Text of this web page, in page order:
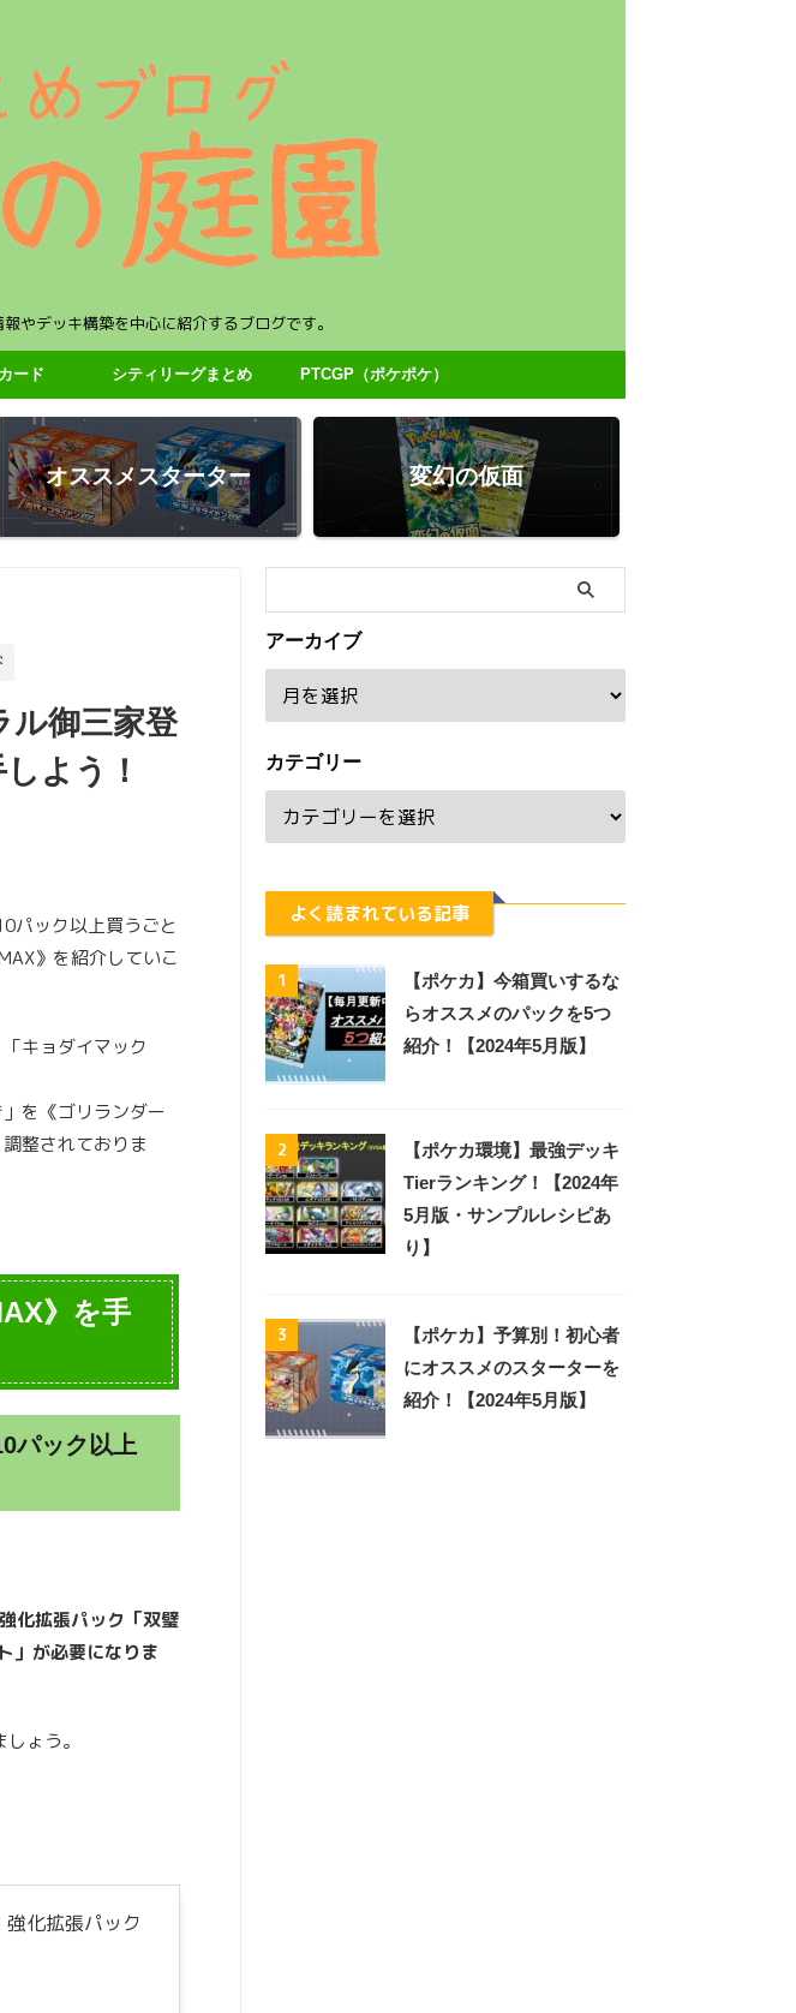
やデッキ構築を中心に紹介するブログです。
ード シティリーグまとめ PTCGP（ポケポケ）
オススメスターター 変幻の仮面
ル御三家登
よう！
パック以上買うごと
》を紹介していこ
キョダイマック
を《ゴリランダー
整されておりま
》を手
パック以上
化拡張パック「双璧
」が必要になりま
ょう。
化拡張パック
アーカイブ
カテゴリー
よく読まれている記事
1
【ポケカ】今箱買いするな
らオススメのパックを5つ
紹介！【2024年5月版】
2
【ポケカ環境】最強デッキ
Tierランキング！【2024年
5月版・サンプルレシピあ
り】
3
【ポケカ】予算別！初心者
にオススメのスターターを
紹介！【2024年5月版】